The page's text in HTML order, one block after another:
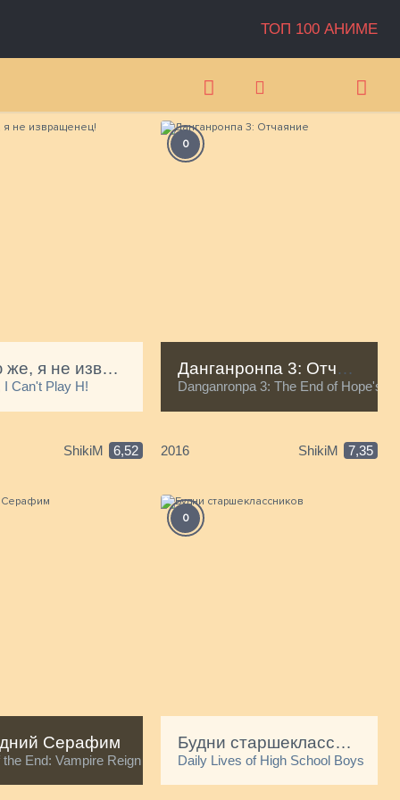
Говорю же, я не извращенец!
I Can't Play H!
ShikiM 6,52
0
Данганронпа 3: Отчаяние
Danganronpa 3: The End of Hope's
2016 ShikiM 7,35
Серафим
the End: Vampire Reign
0
Будни старшеклассников
Daily Lives of High School Boys
ТОП 100 АНИМЕ